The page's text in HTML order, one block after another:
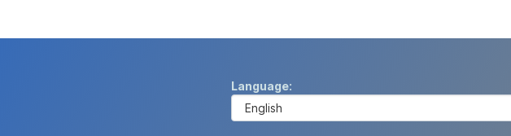
Language